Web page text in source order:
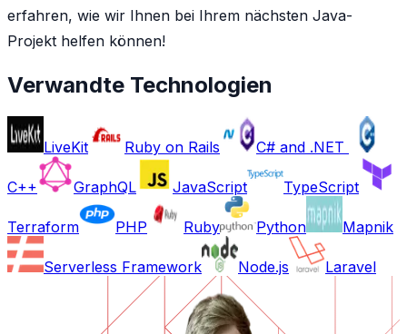
erfahren, wie wir Ihnen bei Ihrem nächsten Java-
Projekt helfen können!
Verwandte Technologien
LiveKit Ruby on Rails C# and .NET
C++ GraphQL JavaScript TypeScript
Terraform PHP Ruby Python Mapnik
Serverless Framework Node.js Laravel